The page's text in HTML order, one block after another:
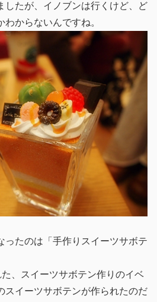
したが、イノブンは行くけど、ど
からないんですね。
ったのは「手作りスイーツサボテ
、スイーツサボテン作りのイベ
スイーツサボテンが作られたのだ